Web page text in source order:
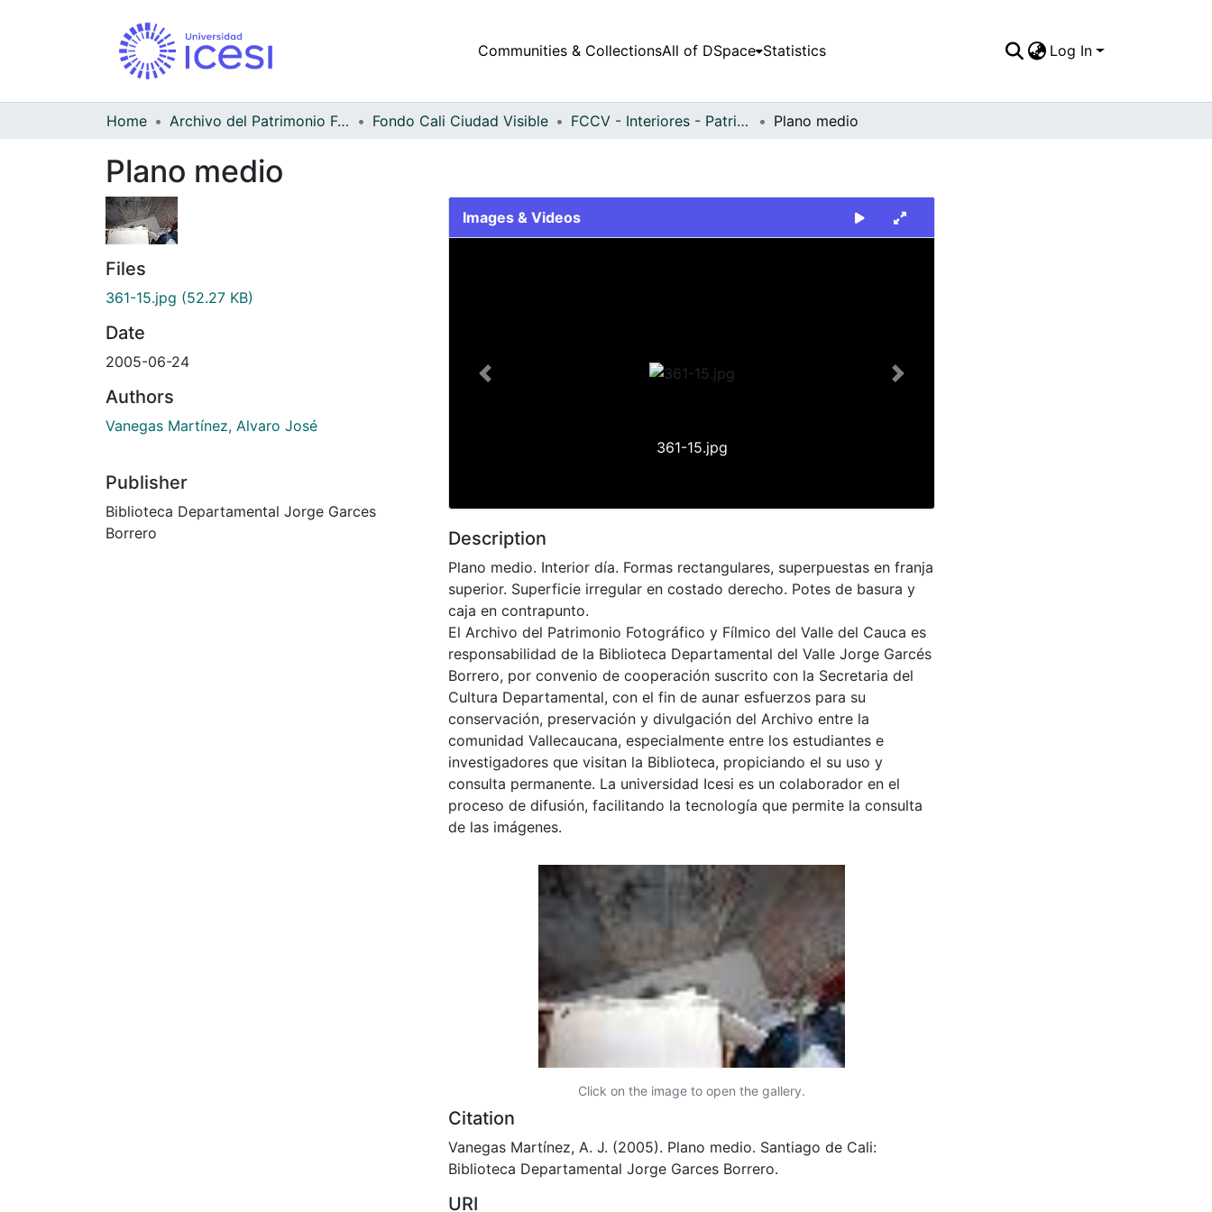
Communities & CollectionsAll of DSpace Statistics Log In
Home Archivo del Patrimonio Fotográfico y Fílmico del Valle del Cauca Fondo Cali Ciudad Visible FCCV - Interiores - Patrimonial Plano medio
Plano medio
Files
361-15.jpg (52.27 KB)
Date
2005-06-24
Authors
Vanegas Martínez, Alvaro José
Publisher
Biblioteca Departamental Jorge Garces
Borrero
Images & Videos
361-15.jpg
Previous Next
Description
Plano medio. Interior día. Formas rectangulares, superpuestas en franja
superior. Superficie irregular en costado derecho. Potes de basura y
caja en contrapunto.
El Archivo del Patrimonio Fotográfico y Fílmico del Valle del Cauca es
responsabilidad de la Biblioteca Departamental del Valle Jorge Garcés
Borrero, por convenio de cooperación suscrito con la Secretaria del
Cultura Departamental, con el fin de aunar esfuerzos para su
conservación, preservación y divulgación del Archivo entre la
comunidad Vallecaucana, especialmente entre los estudiantes e
investigadores que visitan la Biblioteca, propiciando el su uso y
consulta permanente. La universidad Icesi es un colaborador en el
proceso de difusión, facilitando la tecnología que permite la consulta
de las imágenes.
Click on the image to open the gallery.
Citation
Vanegas Martínez, A. J. (2005). Plano medio. Santiago de Cali:
Biblioteca Departamental Jorge Garces Borrero.
URI